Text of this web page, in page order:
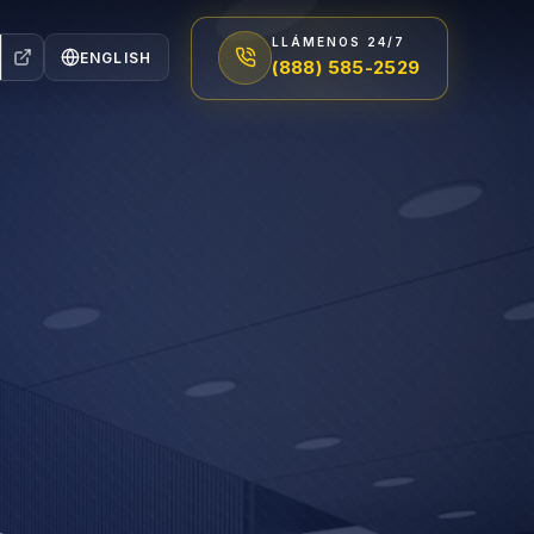
ENGLISH
LLÁMENOS 24/7
(888) 585-2529